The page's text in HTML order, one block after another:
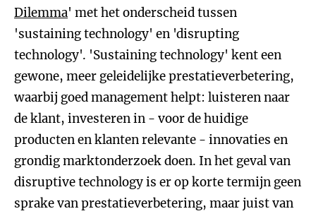
Dilemma' met het onderscheid tussen
'sustaining technology' en 'disrupting
technology'. 'Sustaining technology' kent een
gewone, meer geleidelijke prestatieverbetering,
waarbij goed management helpt: luisteren naar
de klant, investeren in - voor de huidige
producten en klanten relevante - innovaties en
grondig marktonderzoek doen. In het geval van
disruptive technology is er op korte termijn geen
sprake van prestatieverbetering, maar juist van